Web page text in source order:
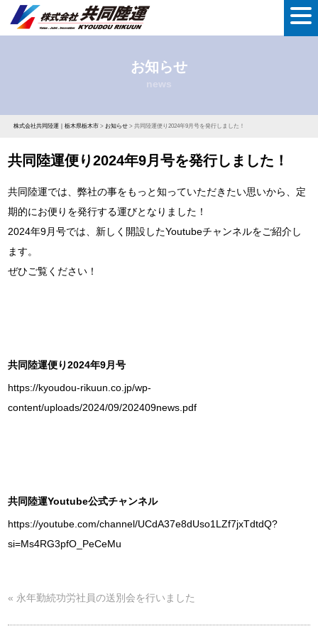
お知らせ
news
株式会社共同陸運｜栃木県栃木市> お知らせ> 共同陸運便り2024年9月号を発行しました！
共同陸運便り2024年9月号を発行しました！
共同陸運では、弊社の事をもっと知っていただきたい思いから、定
期的にお便りを発行する運びとなりました！
2024年9月号では、新しく開設したYoutubeチャンネルをご紹介し
ます。
ぜひご覧ください！
共同陸運便り2024年9月号
https://kyoudou-rikuun.co.jp/wp-
content/uploads/2024/09/202409news.pdf
共同陸運Youtube公式チャンネル
https://youtube.com/channel/UCdA37e8dUso1LZf7jxTdtdQ?
si=Ms4RG3pfO_PeCeMu
« 永年勤続功労社員の送別会を行いました